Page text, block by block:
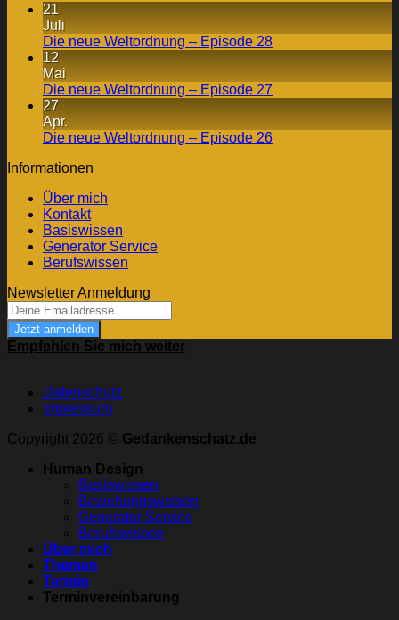
21
Juli
Die neue Weltordnung – Episode 28
12
Mai
Die neue Weltordnung – Episode 27
27
Apr.
Die neue Weltordnung – Episode 26
Informationen
Über mich
Kontakt
Basiswissen
Generator Service
Berufswissen
Newsletter Anmeldung
Jetzt anmelden
Empfehlen Sie mich weiter
Datenschutz
Impressum
Copyright 2026 © Gedankenschatz.de
Human Design
Basiswissen
Beziehungswissen
Generator Service
Berufswissen
Über mich
Themen
Termin
Terminvereinbarung